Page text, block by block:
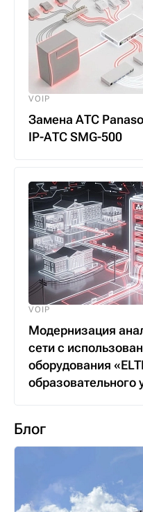
VOIP
Замена АТС
IP-АТС SMG-500
VOIP
Модернизация
сети с
оборудования
образовательного
Блог